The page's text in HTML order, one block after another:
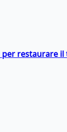
restaurare